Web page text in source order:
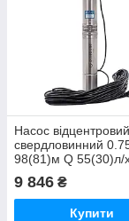
Насос відцентровий
свердловинний
98(81)м Q 55(30)л/
4SEm2/14 DONGYIN
(777447)
9 846 ₴
Купити